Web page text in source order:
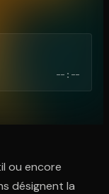
le code. C'est gratuit à
--:--
ou encore
désignent la